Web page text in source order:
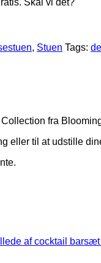
, Stuen Tags:
fra
eller til at udstille